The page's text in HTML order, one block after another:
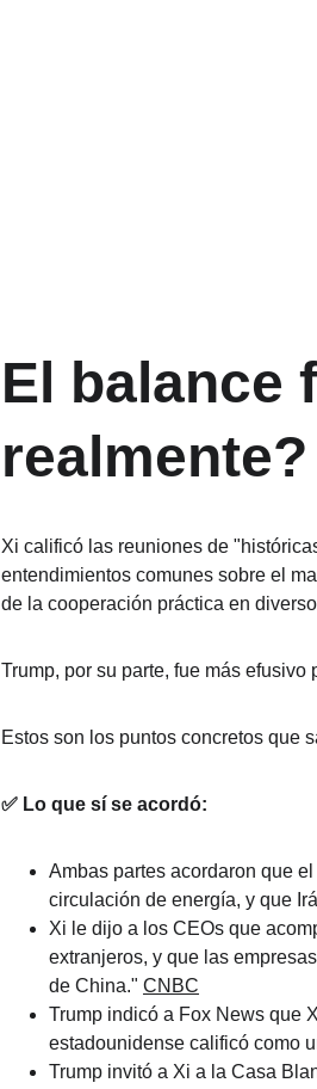
El balance
realmente?
Xi calificó las reuniones de
entendimientos comunes sobre el
de la cooperación práctica en
Trump, por su parte, fue más efusivo
Estos son los puntos concretos que
✅ Lo que sí se acordó:
Ambas partes acordaron que
circulación de energía, y que
Xi le dijo a los CEOs que
extranjeros, y que las
de China." CNBC
Trump indicó a Fox News que
estadounidense calificó como
Trump invitó a Xi a la Casa